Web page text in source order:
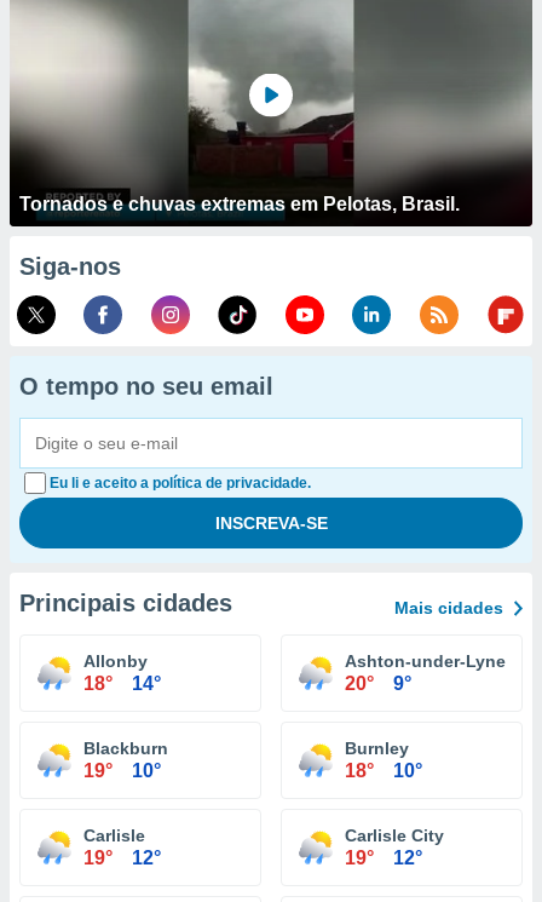
Tornados e chuvas extremas em Pelotas, Brasil.
Siga-nos
O tempo no seu email
Eu li e aceito a política de privacidade.
Principais cidades Mais cidades
Allonby
18° 14°
Ashton-under-Lyne
20° 9°
Blackburn
19° 10°
Burnley
18° 10°
Carlisle
19° 12°
Carlisle City
19° 12°